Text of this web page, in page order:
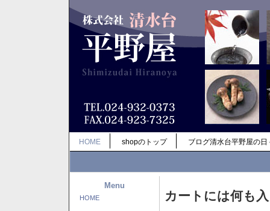
HOME shopのトップ ブログ清水台平野屋の日
Menu
HOME
カートには何も